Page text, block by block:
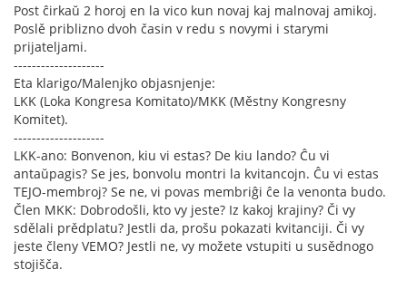
Post ĉirkaŭ 2 horoj en la vico kun novaj kaj malnovaj amikoj.
Poslě priblizno dvoh časin v redu s novymi i starymi
prijateljami.
--------------------
Eta klarigo/Malenjko objasnjenje:
LKK (Loka Kongresa Komitato)/MKK (Městny Kongresny
Komitet).
--------------------
LKK-ano: Bonvenon, kiu vi estas? De kiu lando? Ĉu vi
antaŭpagis? Se jes, bonvolu montri la kvitancojn. Ĉu vi estas
TEJO-membroj? Se ne, vi povas membriĝi ĉe la venonta budo.
Člen MKK: Dobrodošli, kto vy jeste? Iz kakoj krajiny? Či vy
sdělali prědplatu? Jestli da, prošu pokazati kvitanciji. Či vy
jeste členy VEMO? Jestli ne, vy možete vstupiti u susědnogo
stojišča.